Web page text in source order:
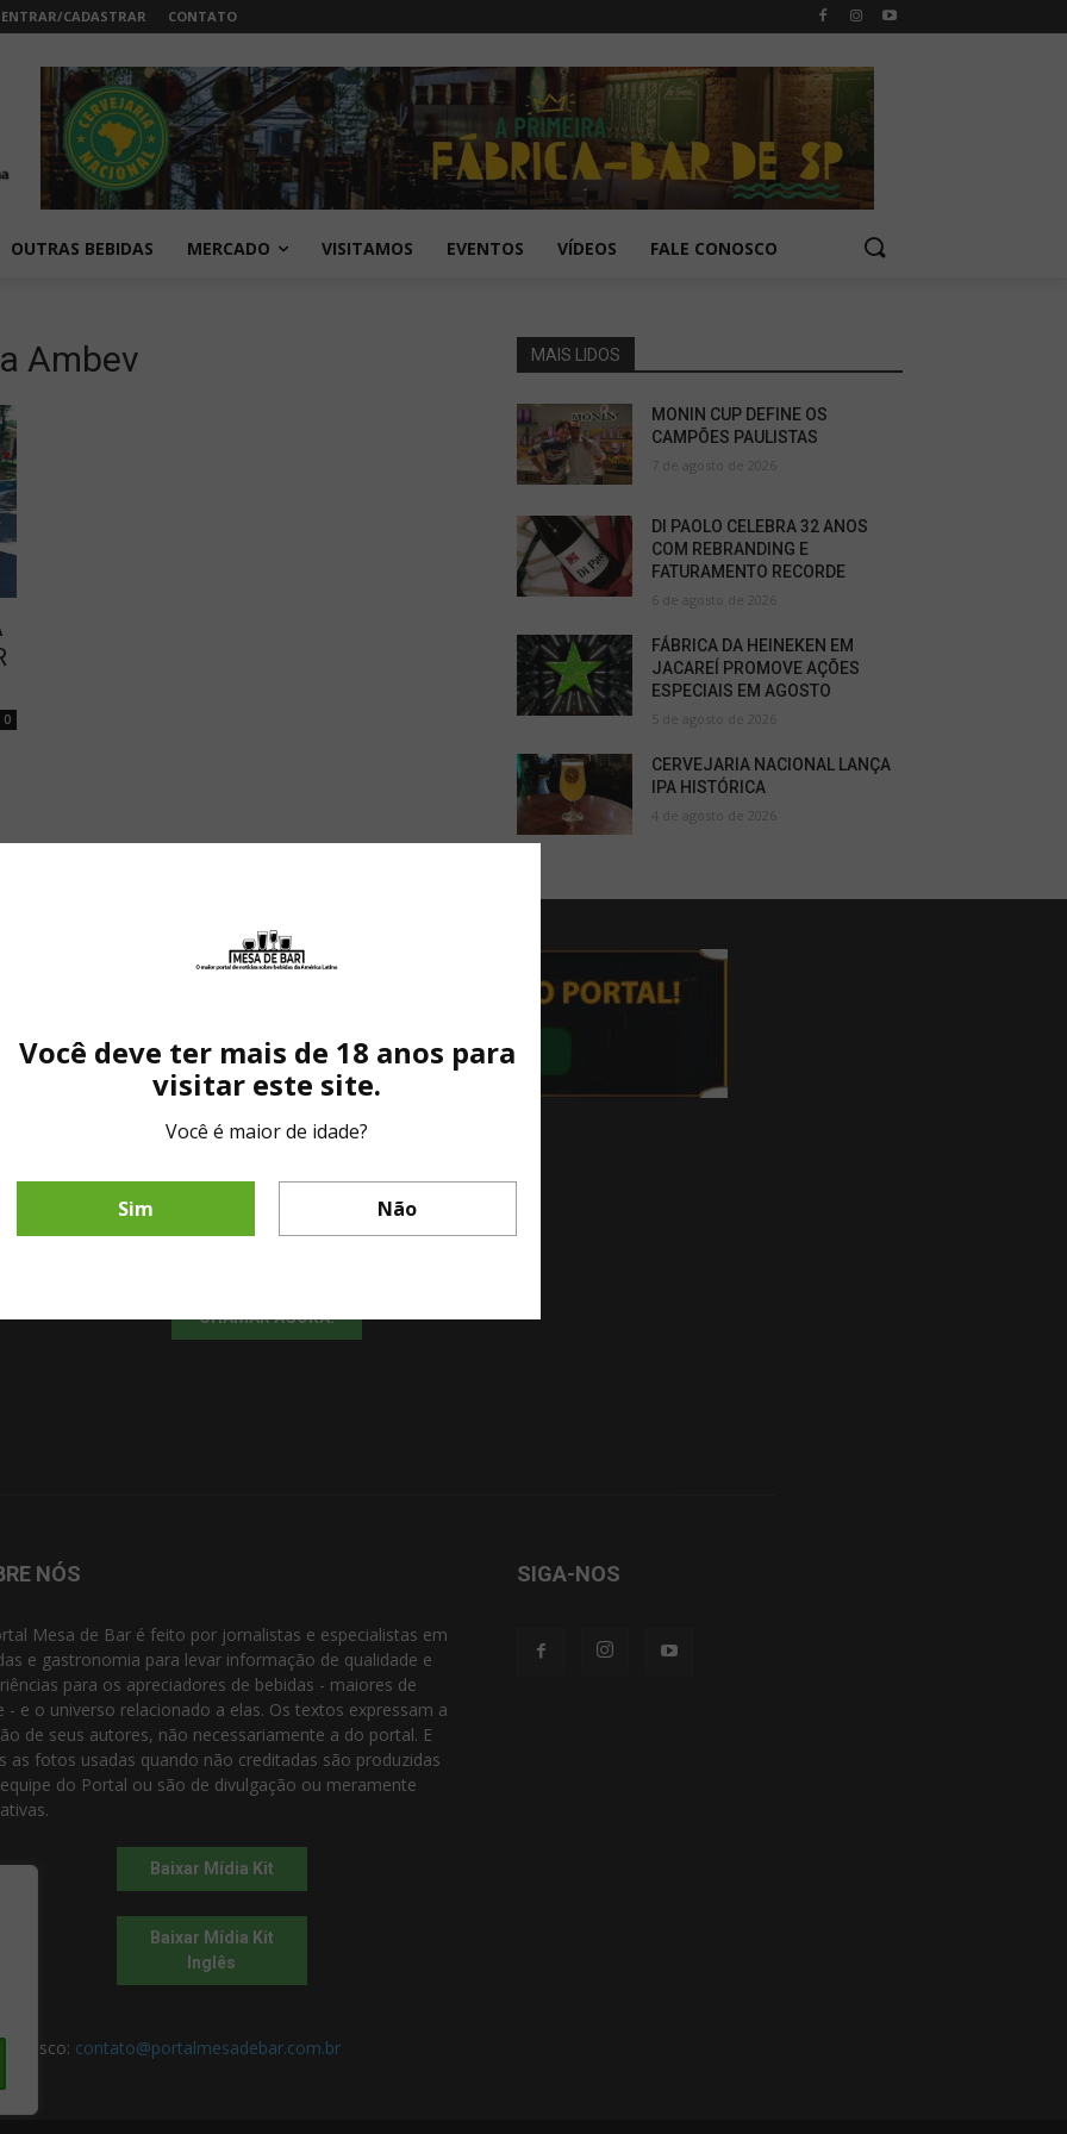
ENTRAR/CADASTRAR CONTATO
OUTRAS BEBIDAS MERCADO VISITAMOS EVENTOS VÍDEOS FALE CONOSCO
Ambev
0
MAIS LIDOS
MONIN CUP DEFINE OS
CAMPÕES PAULISTAS
7 de agosto de 2026
DI PAOLO CELEBRA 32 ANOS
COM REBRANDING E
FATURAMENTO RECORDE
6 de agosto de 2026
FÁBRICA DA HEINEKEN EM
JACAREÍ PROMOVE AÇÕES
ESPECIAIS EM AGOSTO
5 de agosto de 2026
CERVEJARIA NACIONAL LANÇA
IPA HISTÓRICA
4 de agosto de 2026
Fale diretamente com nosso representante comercial por whatsapp.
CHAMAR AGORA!
Você deve ter mais de 18 anos para
visitar este site.
Você é maior de idade?
Sim Não
NÓS
Mesa de Bar é feito por jornalistas e especialistas em
e gastronomia para levar informação de qualidade e
para os apreciadores de bebidas - maiores de
- e o universo relacionado a elas. Os textos expressam a
de seus autores, não necessariamente a do portal. E
as fotos usadas quando não creditadas são produzidas
do Portal ou são de divulgação ou meramente
Baixar Mídia Kit
Baixar Mídia Kit
Inglês
contato@portalmesadebar.com.br
SIGA-NOS